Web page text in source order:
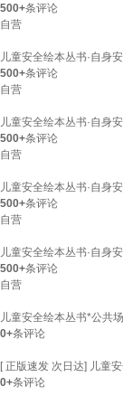
500+条评论
自营
儿童安全绘本丛书·自身
500+条评论
自营
儿童安全绘本丛书·自身
500+条评论
自营
儿童安全绘本丛书·自身
500+条评论
自营
儿童安全绘本丛书·自身
500+条评论
自营
儿童安全绘本丛书*公共
0+条评论
[ 正版速发 次日达] 儿童
0+条评论